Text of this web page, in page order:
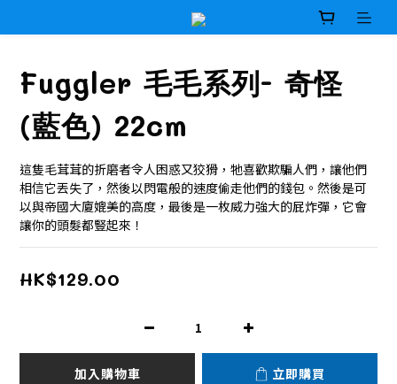
Fuggler 毛毛系列- 奇怪
(藍色) 22cm
這隻毛茸茸的折磨者令人困惑又狡猾，牠喜歡欺騙人們，讓他們
相信它丟失了，然後以閃電般的速度偷走他們的錢包。然後是可
以與帝國大廈媲美的高度，最後是一枚威力強大的屁炸彈，它會
讓你的頭髮都豎起來！
HK$129.00
加入購物車 立即購買